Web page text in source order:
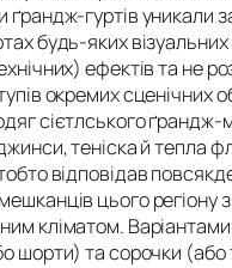
ґрандж-гуртів уникали
будь-яких
ефектів та не
окремих сценічних
сієтлського ґрандж-
теніска й тепла
відповідав
цього регіону
кліматом.
шорти) та сорочки (або